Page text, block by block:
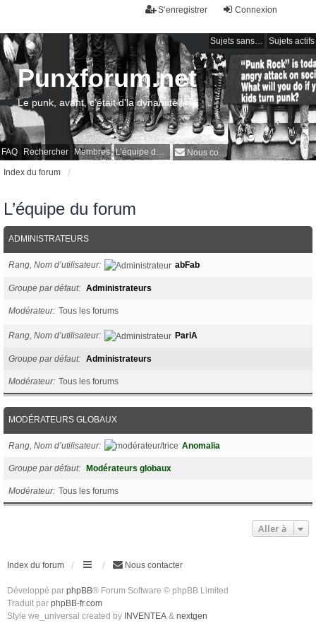
Connexion
S’enregistrer
Sujets sans réponse Sujets actifs
FAQ Rechercher Membres L’équipe du forum Nous contacter
Punxforum.net
Le punk, avant, c'était d'la dynamite !
Index du forum
L’équipe du forum
ADMINISTRATEURS
Rang, Nom d’utilisateur abFab
Groupe par défaut Administrateurs
Modérateur Tous les forums
Rang, Nom d’utilisateur PariA
Groupe par défaut Administrateurs
Modérateur Tous les forums
MODÉRATEURS GLOBAUX
Rang, Nom d’utilisateur Anomalia
Groupe par défaut Modérateurs globaux
Modérateur Tous les forums
Aller à
Index du forum Nous contacter
Développé par phpBB® Forum Software © phpBB Limited
Traduit par phpBB-fr.com
Style we_universal created by INVENTEA & nextgen